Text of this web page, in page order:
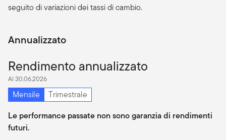
seguito di variazioni dei tassi di cambio.
Annualizzato
Rendimento annualizzato
Al 30.06.2026
Mensile
Trimestrale
Le performance passate non sono garanzia di rendimenti
futuri.